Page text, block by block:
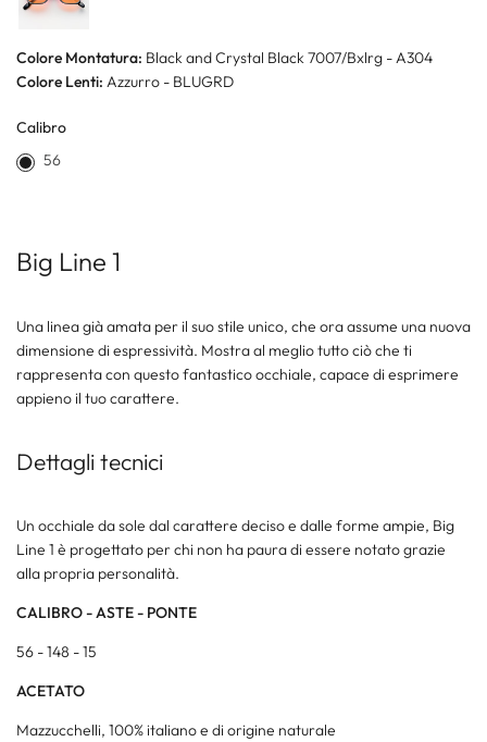
Colore Montatura: Black and Crystal Black 7007/Bxlrg - A304
Colore Lenti: Azzurro - BLUGRD
Calibro
56
Big Line 1
Una linea già amata per il suo stile unico, che ora assume una nuova
dimensione di espressività. Mostra al meglio tutto ciò che ti
rappresenta con questo fantastico occhiale, capace di esprimere
appieno il tuo carattere.
Dettagli tecnici
Un occhiale da sole dal carattere deciso e dalle forme ampie, Big
Line 1 è progettato per chi non ha paura di essere notato grazie
alla propria personalità.
CALIBRO - ASTE - PONTE
56 - 148 - 15
ACETATO
Mazzucchelli, 100% italiano e di origine naturale